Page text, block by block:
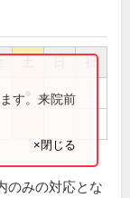
祝
す。来院前
×閉じる
のみの対応とな